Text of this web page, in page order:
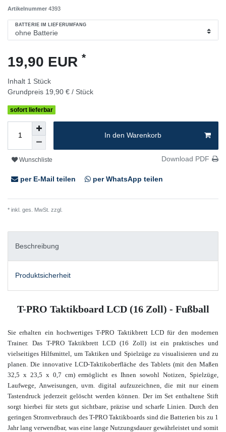
Artikelnummer 4393
BATTERIE IM LIEFERUMFANG
19,90 EUR *
Inhalt 1 Stück
Grundpreis 19,90 € / Stück
sofort lieferbar
In den Warenkorb
Wunschliste Download PDF
per E-Mail teilen per WhatsApp teilen
* inkl. ges. MwSt. zzgl.
Beschreibung
Produktsicherheit
T-PRO Taktikboard LCD (16 Zoll) - Fußball
Sie erhalten ein hochwertiges T-PRO Taktikbrett LCD für den modernen
Trainer. Das T-PRO Taktikbrett LCD (16 Zoll) ist ein praktisches und
vielseitiges Hilfsmittel, um Taktiken und Spielzüge zu visualisieren und zu
planen. Die innovative LCD-Taktikoberfläche des Tablets (mit den Maßen
32,5 x 23,5 x 0,7 cm) ermöglicht es Ihnen sowohl Notizen, Spielzüge,
Laufwege, Anweisungen, uvm. digital aufzuzeichnen, die mit nur einem
Tastendruck jederzeit gelöscht werden können. Der im Set enthaltene Stift
sorgt hierbei für stets gut sichtbare, präzise und scharfe Linien. Durch den
geringen Stromverbrauch des T-PRO Taktikboards sind die Batterien bis zu 1
Jahr lang verwendbar, was eine lange Nutzungsdauer gewährleistet und somit